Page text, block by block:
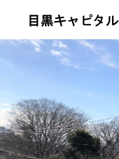
当社について
事業内容
売買・賃貸の流れ